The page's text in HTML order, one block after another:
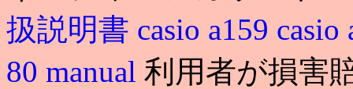
扱説明書 casio a159 casio
80 manual 利用者が損害